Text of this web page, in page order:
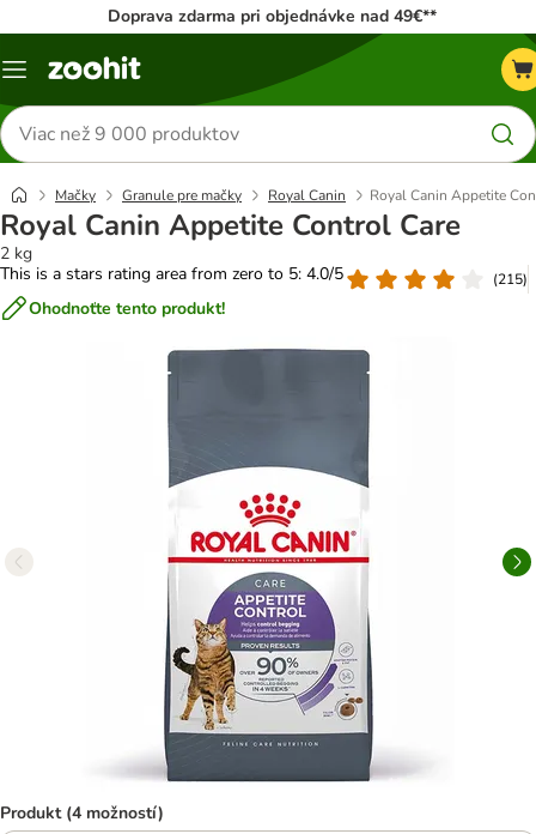
Doprava zdarma pri objednávke nad 49€**
Kategórie
Hľadať
produkty
Mačky Granule pre mačky Royal Canin Royal Canin Appetite
Royal Canin Appetite Control Care
2 kg
This is a stars rating area from zero to 5: 4.0/5
(215)
Ohodnoťte tento produkt!
Produkt (4 možností)